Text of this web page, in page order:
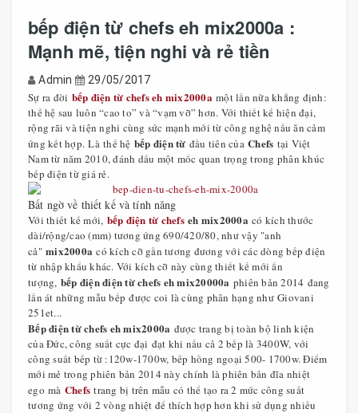
bếp điện từ chefs eh mix2000a :
Mạnh mẽ, tiện nghi và rẻ tiền
Admin 29/05/2017
Sự ra đời bếp điện từ chefs eh mix2000amột lần nữa khẳng định:
thế hệ sau luôn “cao to” và “vạm vỡ” hơn. Với thiết kế hiện đại,
rộng rãi và tiện nghi cùng sức mạnh mới từ công nghệ nấu ăn cảm
ứng kết hợp. Là thế hệ bếp điện từ đầu tiên của Chefs tại Việt
Nam từ năm 2010, đánh dấu một mốc quan trọng trong phân khúc
bếp điện từ giá rẻ.
Bất ngờ về thiết kế và tính năng
Với thiết kế mới, bếp điện từ chefseh mix2000a có kích thước
dài/rộng/cao (mm) tương ứng 690/420/80, như vậy "anh
cả" mix2000a có kích cỡ gần tương đương với các dòng bếp điện
từ nhập khẩu khác. Với kích cỡ này cùng thiết kế mới ấn
tượng, bếp điện điện từ chefs eh mix20000a phiên bản 2014 đang
lấn át những mẫu bếp được coi là cùng phân hạng như Giovani
251et...
Bếp điện từ chefs eh mix2000a được trang bị toàn bộ linh kiện
của Đức, công suất cực đại đạt khi nấu cả 2 bếp là 3400W, với
công suất bếp từ :120w-1700w, bếp hồng ngoại 500- 1700w. Điểm
mới mẻ trong phiên bản 2014 này chính là phiên bản đĩa nhiệt
ego mà Chefs trang bị trên mẫu có thể tạo ra 2 mức công suất
tương ứng với 2 vòng nhiệt để thích hợp hơn khi sử dụng nhiều